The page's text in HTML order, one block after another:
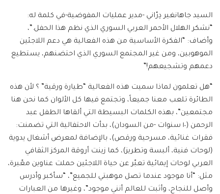
السيد جاهانغير دِرّاني -مدير عمليات المفوضية-في كلمة له:
“نشكر الهلال الأحمر العربي السوري الذي نظم هذا الحفل.”،
وأضاف: “الفكرة الأساسية من هذه الفعالية هي دعم اللاجئين
الموهوبين، ومن غير المجتمع السوري الذي احتضنهم، يستطيع
دعمهم وتشجيعهم!”
“هل تعلمون لماذا سميت هذه الفعالية “طيارة ورقية” ؟ لأن هذه
الطائرة تلعب معنا جميعاً، وتجتمع فيها كل الألوان كما نحن هنا
مجتمعين”، بهذه الكلمات البسيطة التي ألقاها الطفل عبد
الرحمن (١٠ سنوات -من السودان)، بدأت الاحتفالية التي تضمنت:
فقرات غنائية، مسرحية ورقص)، بالإضافة لمعرض أشغال يدوية
(لوحات فنية، ألبسة وتطريز)، كما زينت أروقة المركز الثقافي
العربي لوحات إيمائية تعبّر عن حياة اللاجئين حملت عناوين معّبرة،
مثل: “أنا موجود عندما تصل موهبتي للجميع”، “سأكبر وأدرس
وأصل للنجاح، وأثبت للعالم أنني موجود”، وغيرها من العبارات